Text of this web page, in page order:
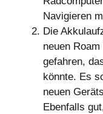
Navigieren
Die
neuen
gefahren,
könnte. Es
neuen
Ebenfalls